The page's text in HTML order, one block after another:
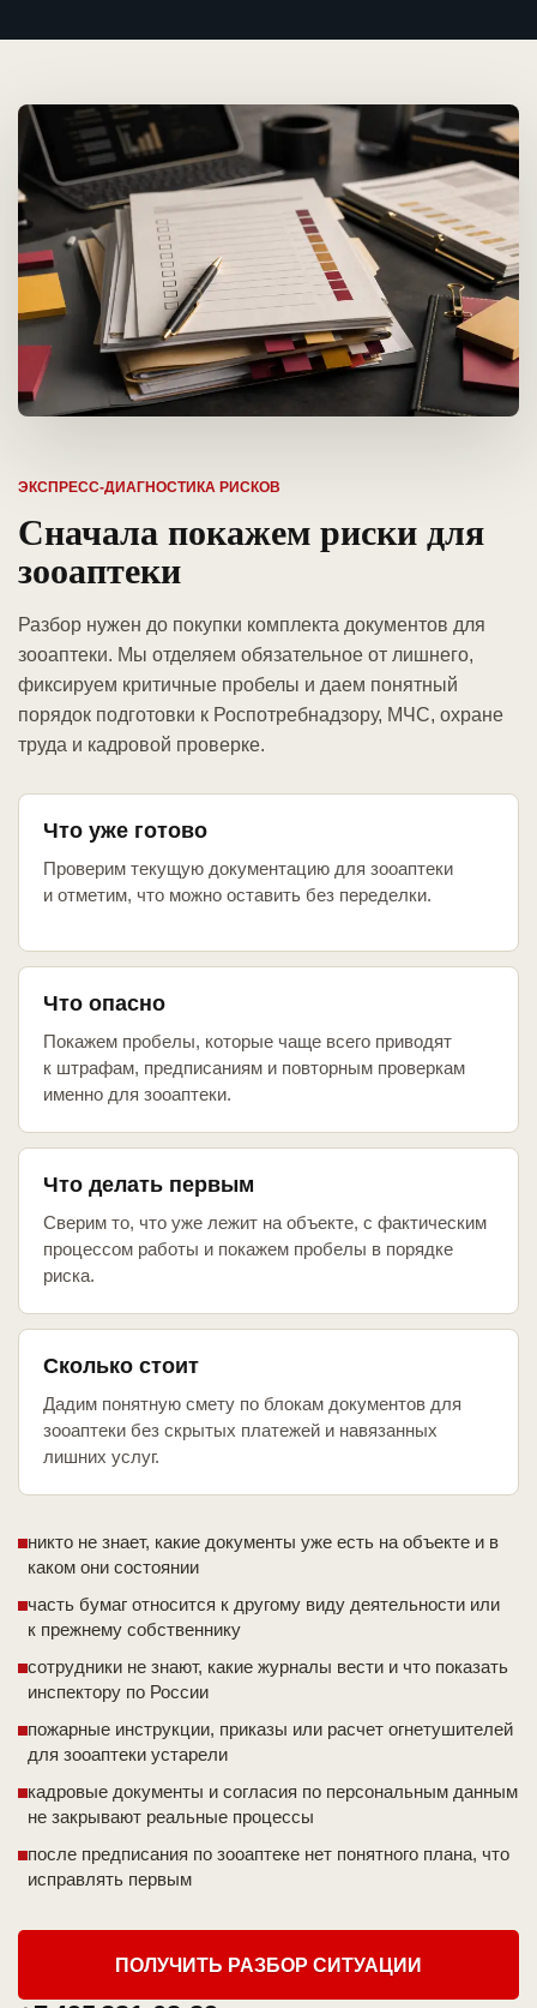
ЭКСПРЕСС-ДИАГНОСТИКА РИСКОВ
Сначала покажем риски для
зооаптеки
Разбор нужен до покупки комплекта документов для
зооаптеки. Мы отделяем обязательное от лишнего,
фиксируем критичные пробелы и даем понятный
порядок подготовки к Роспотребнадзору, МЧС, охране
труда и кадровой проверке.
Что уже готово
Проверим текущую документацию для зооаптеки
и отметим, что можно оставить без переделки.
Что опасно
Покажем пробелы, которые чаще всего приводят
к штрафам, предписаниям и повторным проверкам
именно для зооаптеки.
Что делать первым
Сверим то, что уже лежит на объекте, с фактическим
процессом работы и покажем пробелы в порядке
риска.
Сколько стоит
Дадим понятную смету по блокам документов для
зооаптеки без скрытых платежей и навязанных
лишних услуг.
никто не знает, какие документы уже есть на объекте и в
каком они состоянии
часть бумаг относится к другому виду деятельности или
к прежнему собственнику
сотрудники не знают, какие журналы вести и что показать
инспектору по России
пожарные инструкции, приказы или расчет огнетушителей
для зооаптеки устарели
кадровые документы и согласия по персональным данным
не закрывают реальные процессы
после предписания по зооаптеке нет понятного плана, что
исправлять первым
ПОЛУЧИТЬ РАЗБОР СИТУАЦИИ